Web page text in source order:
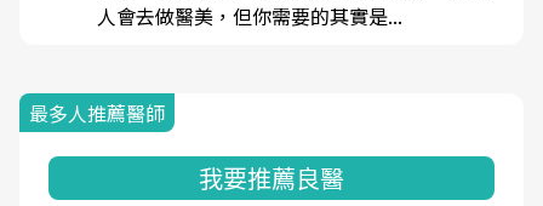
人會去做醫美，但你需要的其實是...
最多人推薦醫師
我要推薦良醫